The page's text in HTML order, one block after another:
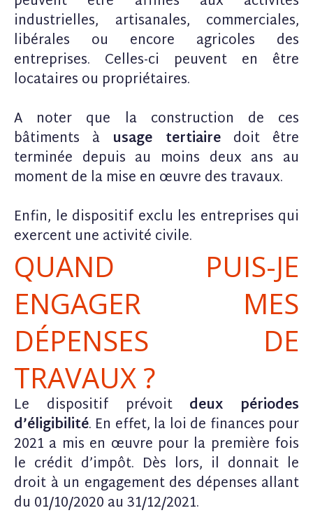
industrielles, artisanales, commerciales,
libérales ou encore agricoles des
entreprises. Celles-ci peuvent en être
locataires ou propriétaires.
A noter que la construction de ces
bâtiments à usage tertiairedoit être
terminée depuis au moins deux ans au
moment de la mise en œuvre des travaux.
Enfin, le dispositif exclu les entreprises qui
exercent une activité civile.
QUAND PUIS-JE
ENGAGER MES
DÉPENSES DE
TRAVAUX ?
Le dispositif prévoitdeux périodes
d’éligibilité. En effet, la loi de finances pour
2021 a mis en œuvre pour la première fois
le crédit d’impôt. Dès lors, il donnait le
droit à un engagement des dépenses allant
du 01/10/2020 au 31/12/2021.